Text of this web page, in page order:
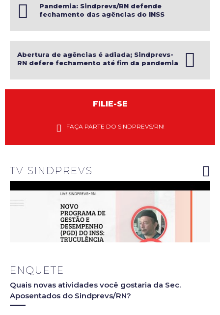
Pandemia: Sindprevs/RN defende
fechamento das agências do INSS
Abertura de agências é adiada; Sindprevs-
RN defere fechamento até fim da pandemia
FILIE-SE
FAÇA PARTE DO SINDPREVS/RN!
TV SINDPREVS
explanam
do INSS
ENQUETE
Quais novas atividades você gostaria da Sec.
Aposentados do Sindprevs/RN?